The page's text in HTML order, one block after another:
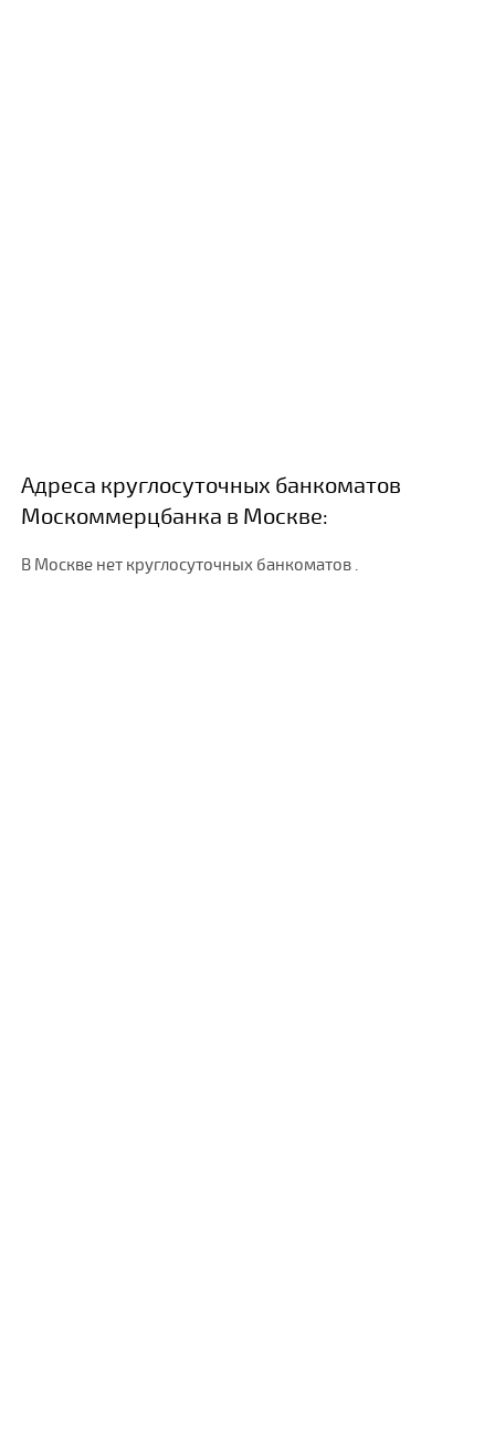
Адреса круглосуточных банкоматов
Москоммерцбанка в Москве:
В Москве нет круглосуточных банкоматов .